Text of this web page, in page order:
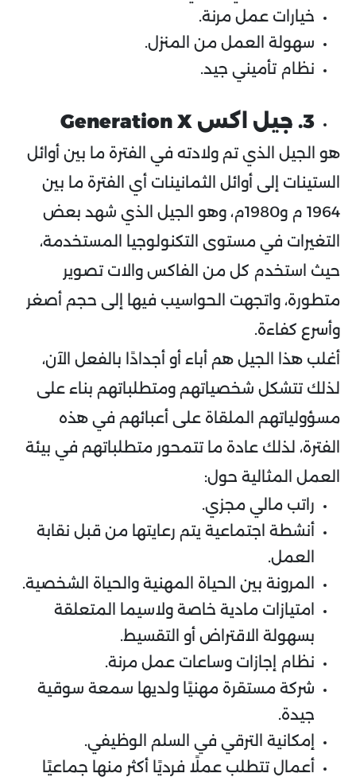
خيارات عمل مرنة.
سهولة العمل من المنزل.
نظام تأميني جيد.
3. جيل اكس Generation X
هو الجيل الذي تم ولادته في الفترة ما بين أوائل
الستينات إلى أوائل الثمانينات أي الفترة ما بين
1964 م و1980م، وهو الجيل الذي شهد بعض
التغيرات في مستوى التكنولوجيا المستخدمة،
حيث استخدم كل من الفاكس والات تصوير
متطورة، واتجهت الحواسيب فيها إلى حجم أصغر
وأسرع كفاءة.
أغلب هذا الجيل هم أباء أو أجدادًا بالفعل الآن،
لذلك تتشكل شخصياتهم ومتطلباتهم بناء على
مسؤولياتهم الملقاة على أعبائهم في هذه
الفترة، لذلك عادة ما تتمحور متطلباتهم في بيئة
العمل المثالية حول:
راتب مالي مجزي.
أنشطة اجتماعية يتم رعايتها من قبل نقابة
العمل.
المرونة بين الحياة المهنية والحياة الشخصية.
امتيازات مادية خاصة ولاسيما المتعلقة
بسهولة الاقتراض أو التقسيط.
نظام إجازات وساعات عمل مرنة.
شركة مستقرة مهنيًا ولديها سمعة سوقية
جيدة.
إمكانية الترقي في السلم الوظيفي.
أعمال تتطلب عملًا فرديًا أكثر منها جماعيًا